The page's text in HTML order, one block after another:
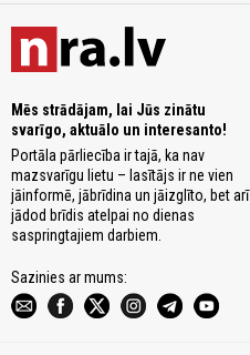
Mēs strādājam, lai Jūs zinātu
svarīgo, aktuālo un interesanto!
Portāla pārliecība ir tajā, ka nav
mazsvarīgu lietu – lasītājs ir ne vien
jāinformē, jābrīdina un jāizglīto, bet arī
jādod brīdis atelpai no dienas
saspringtajiem darbiem.
Sazinies ar mums: